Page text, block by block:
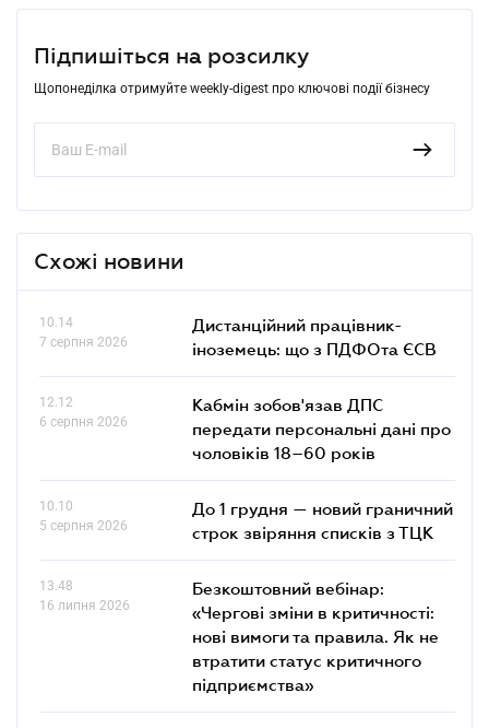
Підпишіться на розсилку
Щопонеділка отримуйте weekly-digest про ключові події бізнесу
Схожі новини
10.14
7 серпня 2026
Дистанційний працівник-
іноземець: що з ПДФОта ЄСВ
12.12
6 серпня 2026
Кабмін зобов'язав ДПС
передати персональні дані про
чоловіків 18–60 років
10.10
5 серпня 2026
До 1 грудня — новий граничний
строк звіряння списків з ТЦК
13.48
16 липня 2026
Безкоштовний вебінар:
«Чергові зміни в критичності:
нові вимоги та правила. Як не
втратити статус критичного
підприємства»